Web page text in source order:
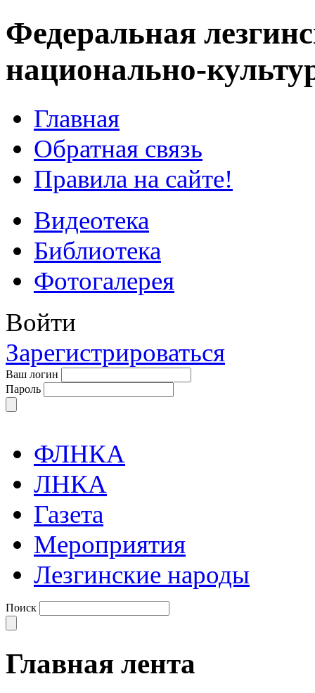
Федеральная
национально-
Главная
Обратная связь
Правила на сайте!
Видеотека
Библиотека
Фотогалерея
Войти
Зарегистрироваться
Ваш логин
Пароль
ФЛНКА
ЛНКА
Газета
Мероприятия
Лезгинские народы
Поиск
Главная лента